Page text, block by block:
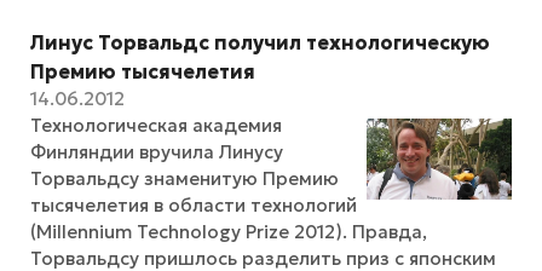
Линус Торвальдс получил технологическую
Премию тысячелетия
14.06.2012
Технологическая академия
Финляндии вручила Линусу
Торвальдсу знаменитую Премию
тысячелетия в области технологий
(Millennium Technology Prize 2012). Правда,
Торвальдсу пришлось разделить приз с японским